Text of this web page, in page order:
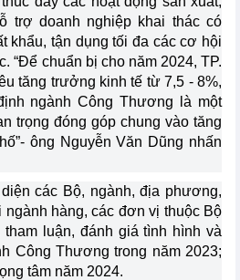
trợ doanh nghiệp khai thác có
khẩu, tận dụng tối đa các cơ hội
“Để chuẩn bị cho năm 2024, TP.
tăng trưởng kinh tế từ 7,5 - 8%,
ngành Công Thương là một
trọng đóng góp chung vào tăng
ông Nguyễn Văn Dũng nhấn
các Bộ, ngành, địa phương,
hàng, các đơn vị thuộc Bộ
luận, đánh giá tình hình và
Công Thương trong năm 2023;
tâm năm 2024.